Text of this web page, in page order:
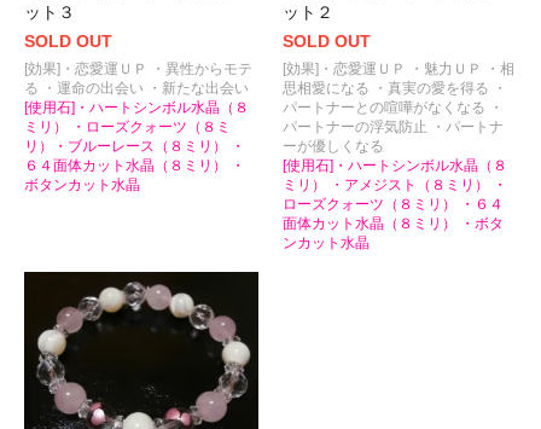
ット３
SOLD OUT
[効果]・恋愛運ＵＰ ・異性からモテ
る ・運命の出会い ・新たな出会い
[使用石]・ハートシンボル水晶（８
ミリ） ・ローズクォーツ（８ミ
リ）・ブルーレース（８ミリ） ・
６４面体カット水晶（８ミリ） ・
ボタンカット水晶
ット２
SOLD OUT
[効果]・恋愛運ＵＰ ・魅力ＵＰ ・相
思相愛になる ・真実の愛を得る ・
パートナーとの喧嘩がなくなる ・
パートナーの浮気防止 ・パートナ
ーが優しくなる
[使用石]・ハートシンボル水晶（８
ミリ） ・アメジスト（８ミリ） ・
ローズクォーツ（８ミリ） ・６４
面体カット水晶（８ミリ） ・ボタ
ンカット水晶